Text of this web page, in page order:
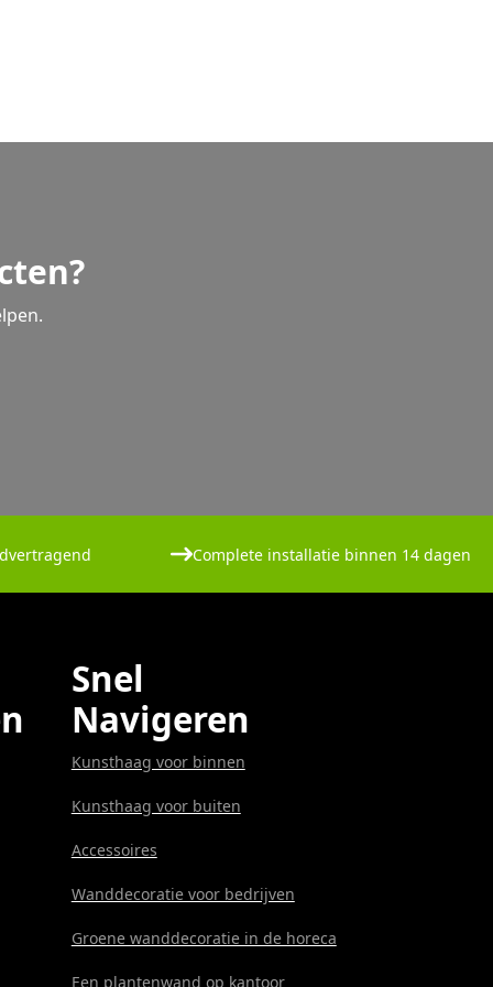
Complete installatie binnen 14 dagen
Snel
Navigeren
Kunsthaag voor binnen
Kunsthaag voor buiten
Accessoires
Wanddecoratie voor bedrijven
Groene wanddecoratie in de horeca
Een plantenwand op kantoor